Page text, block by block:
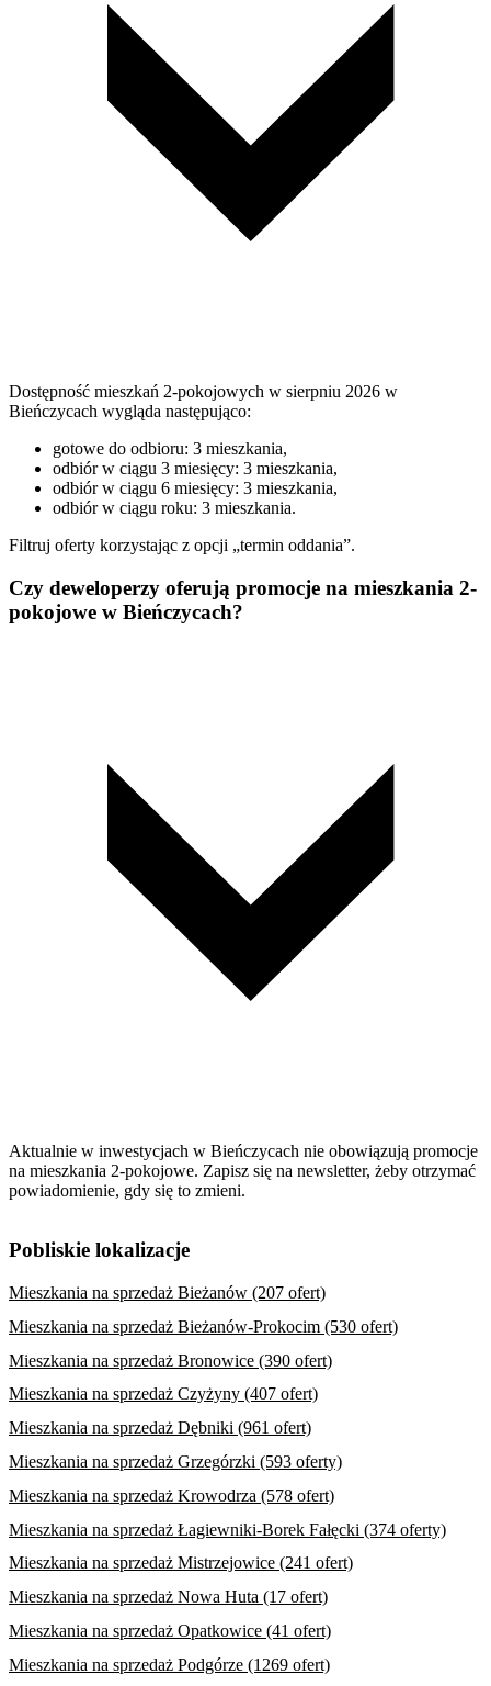
Dostępność mieszkań 2-pokojowych w sierpniu 2026 w
Bieńczycach wygląda następująco:
gotowe do odbioru: 3 mieszkania,
odbiór w ciągu 3 miesięcy: 3 mieszkania,
odbiór w ciągu 6 miesięcy: 3 mieszkania,
odbiór w ciągu roku: 3 mieszkania.
Filtruj oferty korzystając z opcji „termin oddania”.
Czy deweloperzy oferują promocje na mieszkania 2-
pokojowe w Bieńczycach?
Aktualnie w inwestycjach w Bieńczycach nie obowiązują promocje
na mieszkania 2-pokojowe. Zapisz się na newsletter, żeby otrzymać
powiadomienie, gdy się to zmieni.
Pobliskie lokalizacje
Mieszkania na sprzedaż Bieżanów (207 ofert)
Mieszkania na sprzedaż Bieżanów-Prokocim (530 ofert)
Mieszkania na sprzedaż Bronowice (390 ofert)
Mieszkania na sprzedaż Czyżyny (407 ofert)
Mieszkania na sprzedaż Dębniki (961 ofert)
Mieszkania na sprzedaż Grzegórzki (593 oferty)
Mieszkania na sprzedaż Krowodrza (578 ofert)
Mieszkania na sprzedaż Łagiewniki-Borek Fałęcki (374 oferty)
Mieszkania na sprzedaż Mistrzejowice (241 ofert)
Mieszkania na sprzedaż Nowa Huta (17 ofert)
Mieszkania na sprzedaż Opatkowice (41 ofert)
Mieszkania na sprzedaż Podgórze (1269 ofert)